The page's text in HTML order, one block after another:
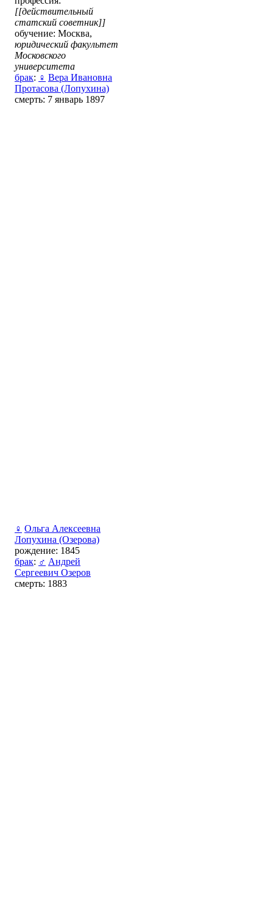
[[действительный
статский советник]]
обучение: Москва,
юридический факультет
Московского
университета
брак: ♀ Вера Ивановна
Протасова (Лопухина)
смерть: 7 январь 1897
♀ Ольга Алексеевна
Лопухина (Озерова)
рождение: 1845
брак: ♂ Андрей
Сергеевич Озеров
смерть: 1883